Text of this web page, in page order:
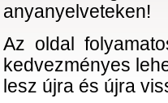
anyanyelveteken!
Az oldal
kedvezményes
lesz újra és újra